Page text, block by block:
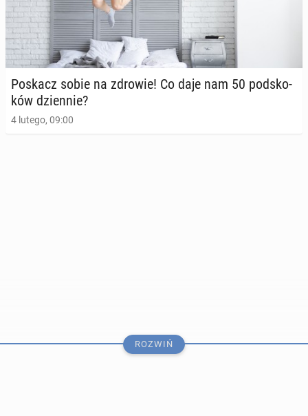
Jak długo i jak często ćwiczyć, aby być w dobrej
formie?
15 kwietnia 2024, 09:00
Poskacz sobie na zdrowie! Co daje nam 50 pod­sko­
ków dzien­nie?
4 lutego, 09:00
ROZWIŃ